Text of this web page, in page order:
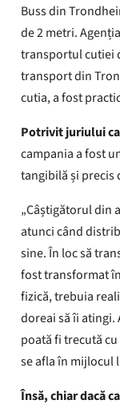
Buss din
de 2 metri.
transportul cutiei
transport din
cutia, a fost
Potrivit juriului
campania a fost
tangibilă și precis
„Câștigătorul din
atunci când
sine. În loc să
fost transformat
fizică, trebuia
doreai să îi atingi.
poată fi trecută
se afla în mijlocul
Însă, chiar dacă